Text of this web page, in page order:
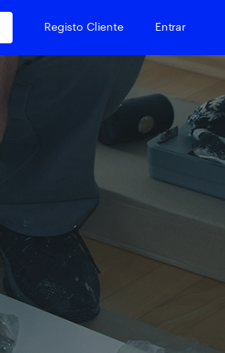
Registo Cliente Entrar